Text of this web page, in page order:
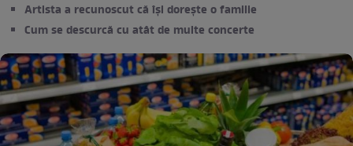
Artista a recunoscut că își dorește o familie
Cum se descurcă cu atât de multe concerte